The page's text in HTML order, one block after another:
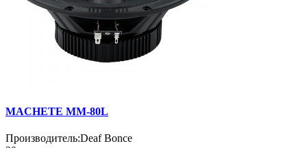
MACHETE MM-80L
Производитель:Deaf Bonce